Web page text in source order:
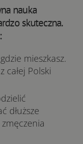
nauka
skuteczna.
mieszkasz.
całej Polski
dłuższe